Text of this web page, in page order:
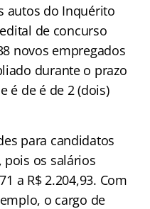
autos do Inquérito
de concurso
novos empregados
durante o prazo
é de é de 2 (dois)
para candidatos
os salários
a R$ 2.204,93. Com
o cargo de